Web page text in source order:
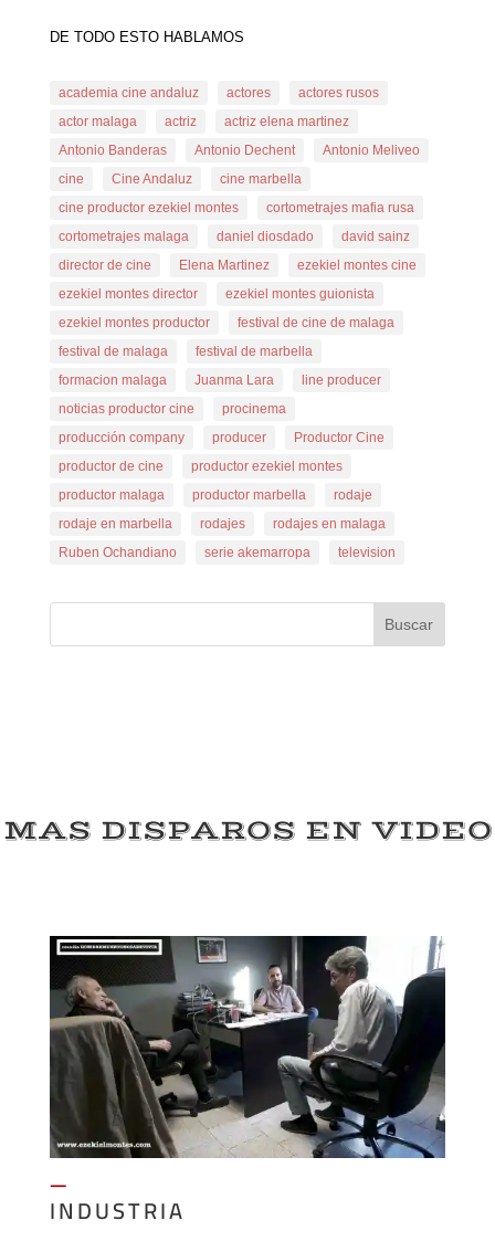
DE TODO ESTO HABLAMOS
academia cine andaluz actores
actores rusos
actor malaga
actriz
actriz elena martinez
Antonio Banderas
Antonio Dechent
Antonio Meliveo
cine
Cine Andaluz
cine marbella
cine productor ezekiel montes
cortometrajes mafia rusa
cortometrajes malaga
daniel diosdado
david sainz
director de cine
Elena Martinez
ezekiel montes cine
ezekiel montes director
ezekiel montes guionista
ezekiel montes productor
festival de cine de malaga
festival de malaga
festival de marbella
formacion malaga
Juanma Lara
line producer
noticias productor cine
procinema
producción company
producer
Productor Cine
productor de cine
productor ezekiel montes
productor malaga
productor marbella
rodaje
rodaje en marbella
rodajes
rodajes en malaga
Ruben Ochandiano
serie akemarropa television
Buscar
MAS DISPAROS EN VIDEO
—
INDUSTRIA